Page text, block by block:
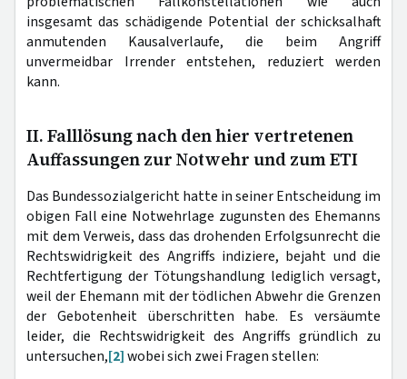
insgesamt das schädigende Potential der schicksalhaft
anmutenden Kausalverlaufe, die beim Angriff
unvermeidbar Irrender entstehen, reduziert werden
kann.
II. Falllösung nach den hier vertretenen
Auffassungen zur Notwehr und zum ETI
Das Bundessozialgericht hatte in seiner Entscheidung im
obigen Fall eine Notwehrlage zugunsten des Ehemanns
mit dem Verweis, dass das drohenden Erfolgsunrecht die
Rechtswidrigkeit des Angriffs indiziere, bejaht und die
Rechtfertigung der Tötungshandlung lediglich versagt,
weil der Ehemann mit der tödlichen Abwehr die Grenzen
der Gebotenheit überschritten habe. Es versäumte
leider, die Rechtswidrigkeit des Angriffs gründlich zu
untersuchen,[2]wobei sich zwei Fragen stellen: